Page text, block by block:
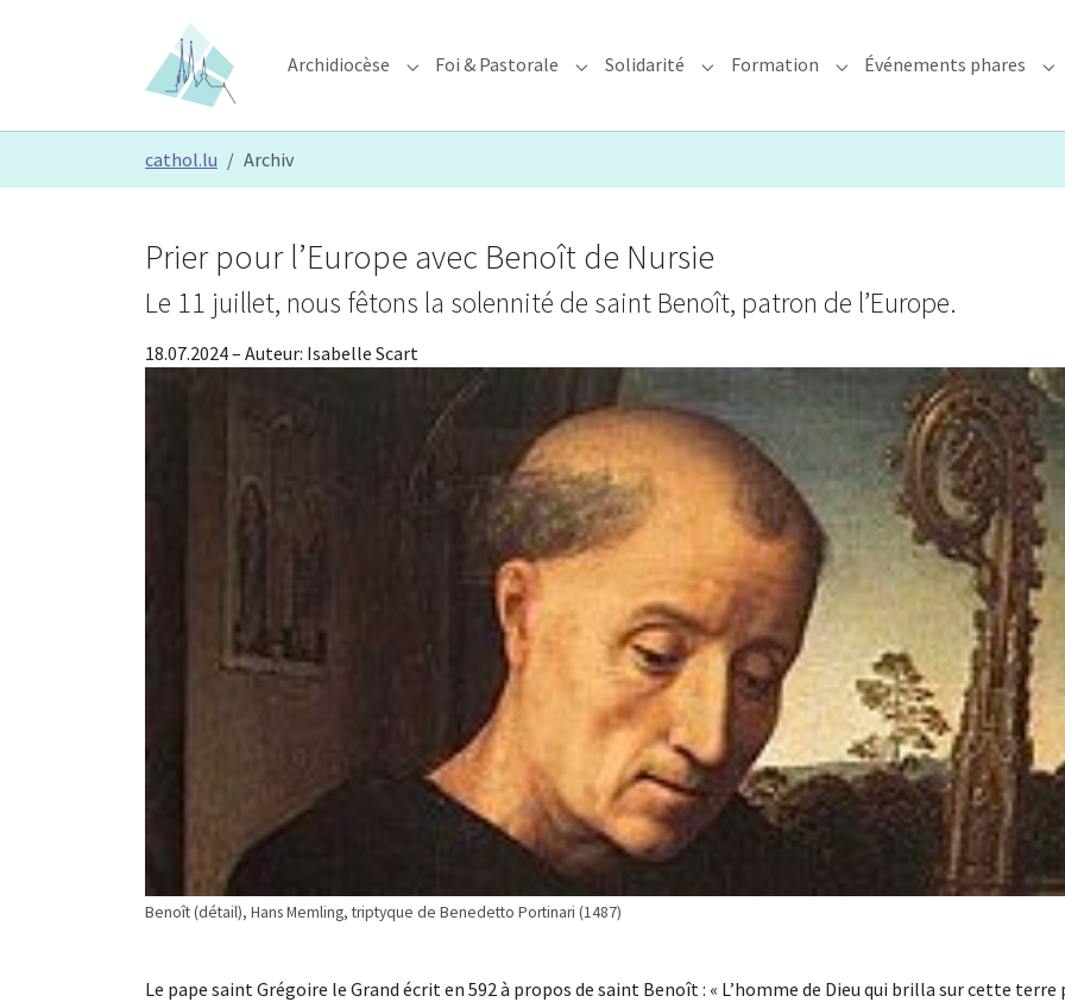
Archidiocèse Submenu for "Archidiocèse"
Foi & Pastorale Submenu for "Foi & Pastorale"
Solidarité Submenu for "Solidarité"
Formation Submenu for "Formation"
Événements phares
cathol.lu Archiv
Benoît (détail), Hans Memling, triptyque de Benedetto Portinari (1487)
Prier pour l’Europe avec Benoît de Nursie
Le 11 juillet, nous fêtons la solennité de saint Benoît, patron de l’Europe.
18.07.2024– Auteur: Isabelle Scart
Le pape saint Grégoire le Grand écrit en 592 à propos de saint Benoît : « L’homme de Dieu qui brilla sur cette terre